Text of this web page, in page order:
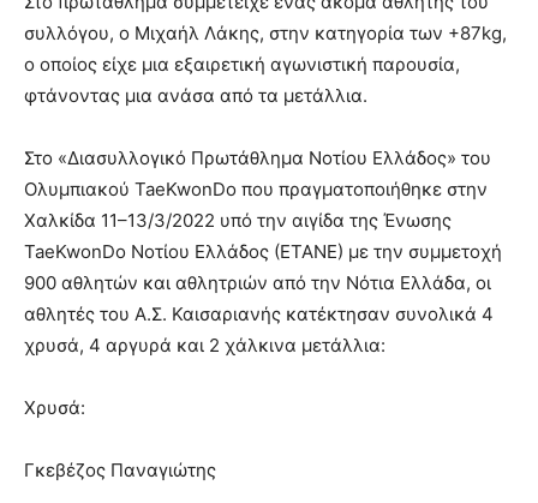
συλλόγου, ο Μιχαήλ Λάκης, στην κατηγορία των +87kg,
ο οποίος είχε μια εξαιρετική αγωνιστική παρουσία,
φτάνοντας μια ανάσα από τα μετάλλια.
Στο «Διασυλλογικό Πρωτάθλημα Νοτίου Ελλάδος» του
Ολυμπιακού TaeKwonDo που πραγματοποιήθηκε στην
Χαλκίδα 11–13/3/2022 υπό την αιγίδα της Ένωσης
TaeKwonDo Νοτίου Ελλάδος (ΕΤΑΝΕ) με την συμμετοχή
900 αθλητών και αθλητριών από την Νότια Ελλάδα, οι
αθλητές του Α.Σ. Καισαριανής κατέκτησαν συνολικά 4
χρυσά, 4 αργυρά και 2 χάλκινα μετάλλια:
Χρυσά:
Γκεβέζος Παναγιώτης